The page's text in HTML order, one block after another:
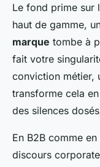
Le fond prime sur
haut de gamme,
marque tombe à
fait votre
conviction métier,
transforme cela
des silences
En B2B comme en
discours